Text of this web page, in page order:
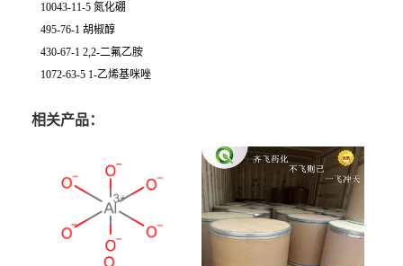
10043-11-5 氮化硼
495-76-1 胡椒醇
430-67-1 2,2-二氟乙胺
1072-63-5 1-乙烯基咪唑
相关产品：